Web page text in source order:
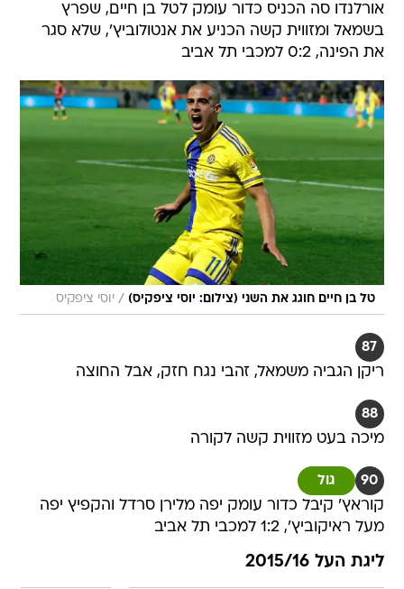
אורלנדו סה הכניס כדור עומק לטל בן חיים, שפרץ
בשמאל ומזווית קשה הכניע את אנטולוביץ', שלא סגר
את הפינה, 0:2 למכבי תל אביב
טל בן חיים חוגג את השני (צילום: יוסי ציפקיס) / יוסי ציפקיס
87
ריקן הגביה משמאל, זהבי נגח חזק, אבל החוצה
88
מיכה בעט מזווית קשה לקורה
90 גול
קוראץ' קיבל כדור עומק יפה מלירן סרדל והקפיץ יפה
מעל ראיקוביץ', 1:2 למכבי תל אביב
ליגת העל 2015/16